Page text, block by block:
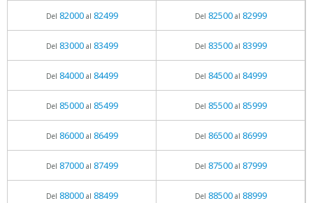
Del 82000al 82499 Del 82500al 82999
Del 83000al 83499 Del 83500al 83999
Del 84000al 84499 Del 84500al 84999
Del 85000al 85499 Del 85500al 85999
Del 86000al 86499 Del 86500al 86999
Del 87000al 87499 Del 87500al 87999
Del 88000al 88499 Del 88500al 88999